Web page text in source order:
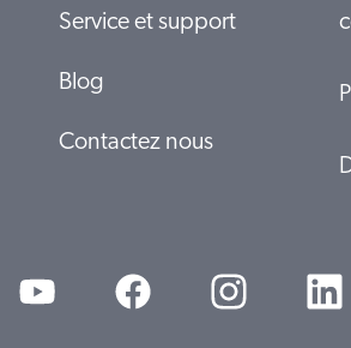
Service et support
Blog
Contactez nous